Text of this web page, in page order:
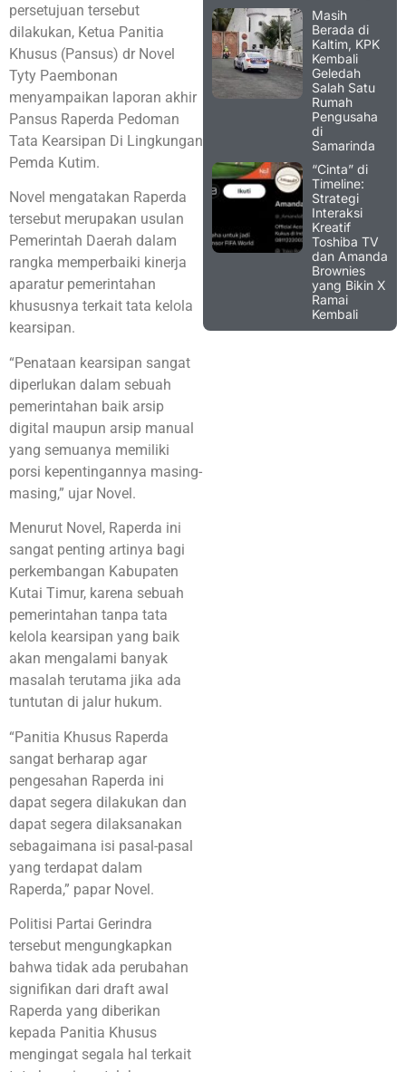
persetujuan tersebut
dilakukan, Ketua Panitia
Khusus (Pansus) dr Novel
Tyty Paembonan
menyampaikan laporan akhir
Pansus Raperda Pedoman
Tata Kearsipan Di Lingkungan
Pemda Kutim.
Novel mengatakan Raperda
tersebut merupakan usulan
Pemerintah Daerah dalam
rangka memperbaiki kinerja
aparatur pemerintahan
khususnya terkait tata kelola
kearsipan.
“Penataan kearsipan sangat
diperlukan dalam sebuah
pemerintahan baik arsip
digital maupun arsip manual
yang semuanya memiliki
porsi kepentingannya masing-
masing,” ujar Novel.
Menurut Novel, Raperda ini
sangat penting artinya bagi
perkembangan Kabupaten
Kutai Timur, karena sebuah
pemerintahan tanpa tata
kelola kearsipan yang baik
akan mengalami banyak
masalah terutama jika ada
tuntutan di jalur hukum.
“Panitia Khusus Raperda
sangat berharap agar
pengesahan Raperda ini
dapat segera dilakukan dan
dapat segera dilaksanakan
sebagaimana isi pasal-pasal
yang terdapat dalam
Raperda,” papar Novel.
Politisi Partai Gerindra
tersebut mengungkapkan
bahwa tidak ada perubahan
signifikan dari draft awal
Raperda yang diberikan
kepada Panitia Khusus
mengingat segala hal terkait
Masih
Berada di
Kaltim, KPK
Kembali
Geledah
Salah Satu
Rumah
Pengusaha
di
Samarinda
“Cinta” di
Timeline:
Strategi
Interaksi
Kreatif
Toshiba TV
dan Amanda
Brownies
yang Bikin X
Ramai
Kembali